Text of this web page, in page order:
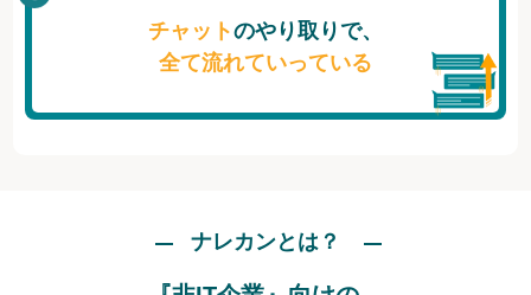
チャットのやり取りで、
全て流れていっている
ナレカンとは？